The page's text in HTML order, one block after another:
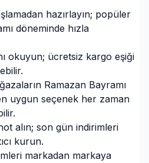
hazırlayın; popüler
döneminde hızla
okuyun; ücretsiz kargo eşiği
Ramazan Bayramı
uygun seçenek her zaman
alın; son gün indirimleri
kurun.
markadan markaya